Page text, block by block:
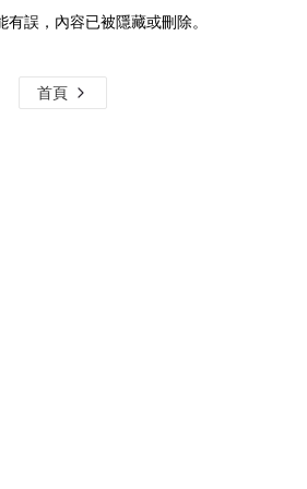
有誤，內容已被隱藏或刪除。
首頁